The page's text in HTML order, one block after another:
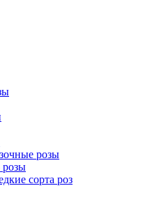
розы
розы
сорта роз